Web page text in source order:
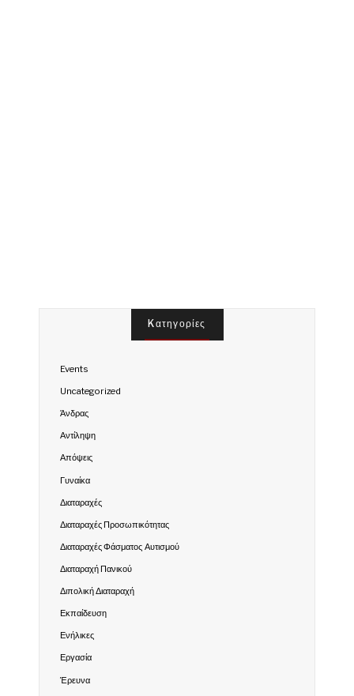
Kατηγορίες
Events
Uncategorized
Άνδρας
Αντίληψη
Απόψεις
Γυναίκα
Διαταραχές
Διαταραχές Προσωπικότητας
Διαταραχές Φάσματος Αυτισμού
Διαταραχή Πανικού
Διπολική Διαταραχή
Εκπαίδευση
Ενήλικες
Εργασία
Έρευνα